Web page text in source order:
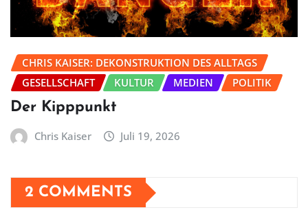
CHRIS KAISER: DEKONSTRUKTION DES ALLTAGS
GESELLSCHAFT
KULTUR MEDIEN POLITIK
Der Kipppunkt
Chris Kaiser Juli 19, 2026
2 COMMENTS